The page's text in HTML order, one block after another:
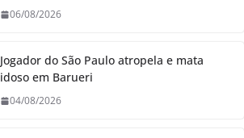
06/08/2026
Jogador do São Paulo atropela e mata
idoso em Barueri
04/08/2026